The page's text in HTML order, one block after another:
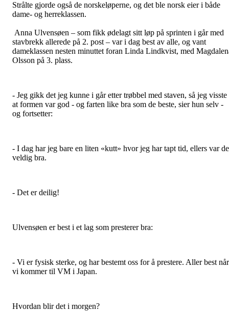
Strålte gjorde også de norskeløperne, og det ble norsk eier i både
dame- og herreklassen.
Anna Ulvensøen – som fikk ødelagt sitt løp på sprinten i går med
stavbrekk allerede på 2. post – var i dag best av alle, og vant
dameklassen nesten minuttet foran Linda Lindkvist, med
Olsson på 3. plass.
- Jeg gikk det jeg kunne i går etter trøbbel med staven, så jeg visste
at formen var god - og farten like bra som de beste, sier hun selv -
og fortsetter:
- I dag har jeg bare en liten «kutt» hvor jeg har tapt tid, ellers var
veldig bra.
- Det er deilig!
Ulvensøen er best i et lag som presterer bra:
- Vi er fysisk sterke, og har bestemt oss for å prestere. Aller best når
vi kommer til VM i Japan.
Hvordan blir det i morgen?